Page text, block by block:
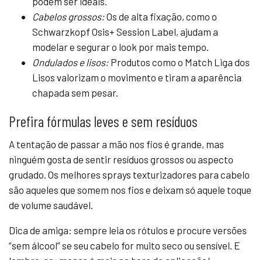
Cabelos grossos:Os de alta fixação, como o
Schwarzkopf Osis+ Session Label, ajudam a
modelar e segurar o look por mais tempo.
Ondulados e lisos: Produtos como o Match Liga dos
Lisos valorizam o movimento e tiram a aparência
chapada sem pesar.
Prefira fórmulas leves e sem resíduos
A tentação de passar a mão nos fios é grande, mas
ninguém gosta de sentir resíduos grossos ou aspecto
grudado. Os melhores sprays texturizadores para cabelo
são aqueles que somem nos fios e deixam só aquele toque
de volume saudável.
Dica de amiga: sempre leia os rótulos e procure versões
“sem álcool” se seu cabelo for muito seco ou sensível. E